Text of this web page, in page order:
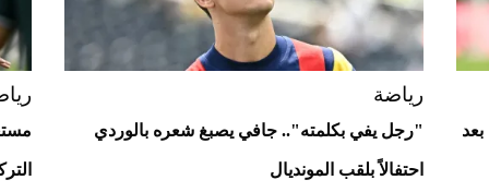
رياضة
"رجل يفي بكلمته".. جافي يصبغ شعره بالوردي
احتفالاً بلقب المونديال